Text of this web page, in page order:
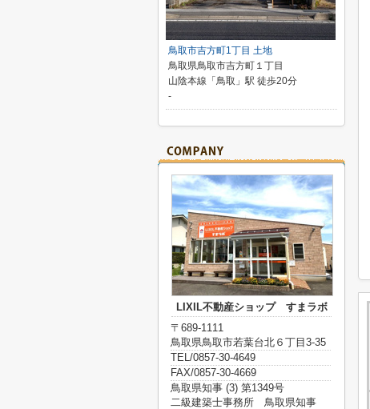
鳥取市吉方町1丁目 土地
鳥取県鳥取市吉方町１丁目
山陰本線「鳥取」駅 徒歩20分
-
LIXIL不動産ショップ すまラボ
〒689-1111
鳥取県鳥取市若葉台北６丁目3-35
TEL/0857-30-4649
FAX/0857-30-4669
鳥取県知事 (3) 第1349号
二級建築士事務所 鳥取県知事